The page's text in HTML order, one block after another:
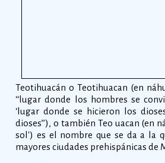
Teotihuacán o Teotihuacan (en
‘‘lugar donde los hombres se
‘lugar donde se hicieron los
dioses’’), o también Teo uacan (en
sol') es el nombre que se da a la
mayores ciudades prehispánicas de